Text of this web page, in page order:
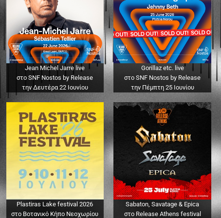
Jean Michel Jarre live
στο SNF Nostos by Release
την Δευτέρα 22 Ιουνίου
Gorillaz etc. live
στο SNF Nostos by Release
την Πέμπτη 25 Ιουνίου
Plastiras Lake festival 2026
στο Βοτανικό Κήπο Νεοχωρίου
Sabaton, Savatage & Epica
στο Release Athens festival